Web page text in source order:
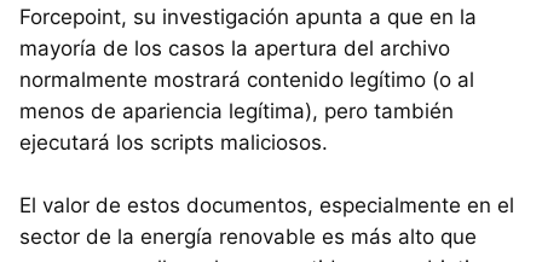
Forcepoint, su investigación apunta a que en la
mayoría de los casos la apertura del archivo
normalmente mostrará contenido legítimo (o al
menos de apariencia legítima), pero también
ejecutará los scripts maliciosos.
El valor de estos documentos, especialmente en el
sector de la energía renovable es más alto que